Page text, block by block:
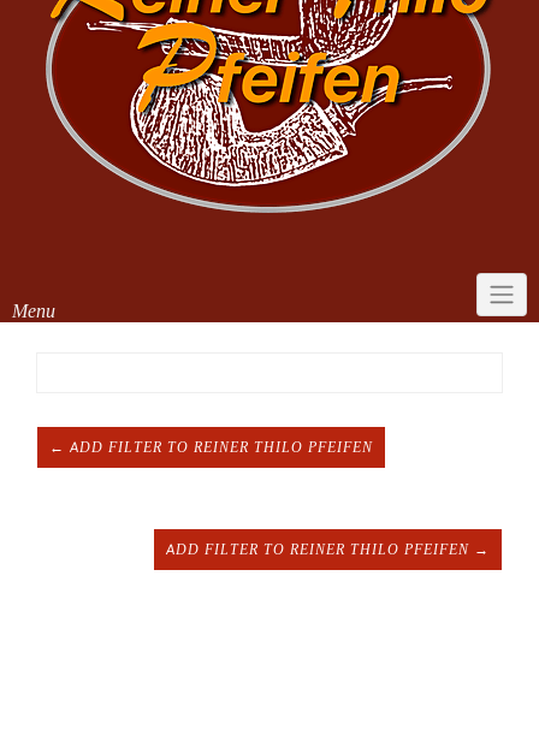
Menu
← ADD FILTER TO REINER THILO PFEIFEN
ADD FILTER TO REINER THILO PFEIFEN →